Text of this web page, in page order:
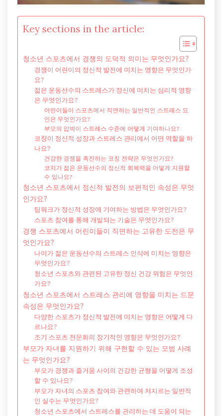
Key sections in the article:
청소년 스포츠에서 경쟁의 도덕적 의미는 무엇인가요?
경쟁이 어린이의 정신적 발전에 미치는 영향은 무엇인가
요?
젊은 운동선수의 스트레스가 정신에 미치는 심리적 영향
은 무엇인가요?
어린이들이 스포츠에서 직면하는 일반적인 스트레스 요
인은 무엇인가요?
부모의 압박이 스트레스 수준에 어떻게 기여하나요?
코칭이 정신적 성장과 스트레스 관리에서 어떤 역할을 하
나요?
건강한 경쟁을 촉진하는 코칭 전략은 무엇인가요?
코치가 젊은 운동선수의 정신적 회복력을 어떻게 지원할
수 있나요?
청소년 스포츠에서 정신적 발전의 보편적인 속성은 무엇
인가요?
팀워크가 정신적 성장에 기여하는 방법은 무엇인가요?
스포츠 참여를 통해 개발되는 기술은 무엇인가요?
경쟁 스포츠에서 어린이들이 직면하는 고유한 도전은 무
엇인가요?
나이가 젊은 운동선수의 스트레스 인식에 미치는 영향은
무엇인가요?
청소년 스포츠와 관련된 고유한 정신 건강 위험은 무엇인
가요?
청소년 스포츠에서 스트레스 관리에 영향을 미치는 드문
속성은 무엇인가요?
다양한 스포츠가 정신적 발전에 미치는 영향은 어떻게 다
르나요?
조기 스포츠 전문화의 장기적인 영향은 무엇인가요?
부모가 자녀를 지원하기 위해 구현할 수 있는 모범 사례
는 무엇인가요?
부모가 경쟁과 즐거움 사이의 건강한 균형을 어떻게 조성
할 수 있나요?
부모가 자녀의 스포츠 참여와 관련하여 저지르는 일반적
인 실수는 무엇인가요?
청소년 스포츠에서 스트레스를 관리하는 데 도움이 되는